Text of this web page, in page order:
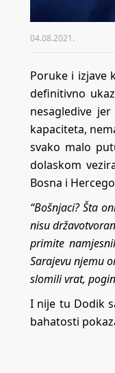
04.08.2021.
Poruke i izjave
definitivno
nesagledive
kapaciteta,
svako malo
dolaskom
Bosna i
“Bošnjaci? Šta
nisu
primite
Sarajevu njemu
slomili vrat,
I nije tu Dodik
bahatosti